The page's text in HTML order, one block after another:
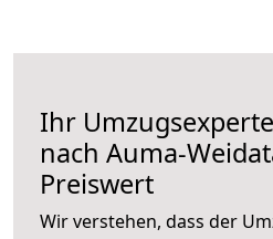
Ihr
nach Auma-
Preiswert
Wir verstehen, dass der